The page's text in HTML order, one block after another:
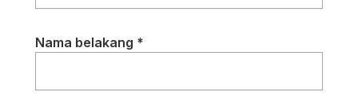
Nama belakang *